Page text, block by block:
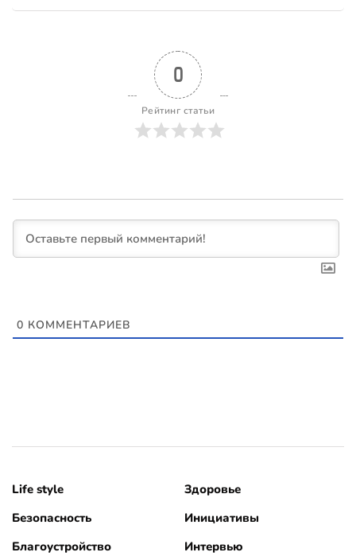
0
Рейтинг статьи
0 КОММЕНТАРИЕВ
Life style
Безопасность
Благоустройство
Здоровье
Инициативы
Интервью